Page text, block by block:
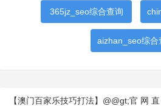
365jz_seo综合查询
aizhan_seo综合
【澳门百家乐技巧打法】@@gt;官 网